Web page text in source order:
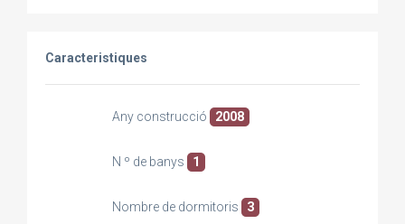
Caracteristiques
Any construcció 2008
N º de banys 1
Nombre de dormitoris 3